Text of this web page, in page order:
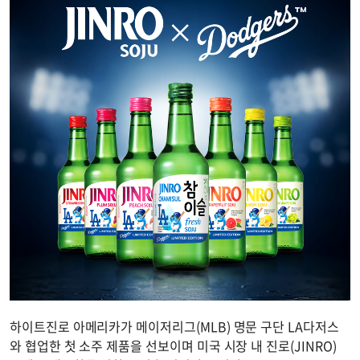
하이트진로 아메리카가 메이저리그(MLB) 명문 구단 LA다저스
와 협업한 첫 소주 제품을 선보이며 미국 시장 내 진로(JINRO)